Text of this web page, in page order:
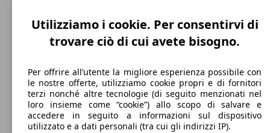
187 km/h
Velocità massima
Diesel
Carburante
Utilizziamo i cookie. Per consentirvi di
trovare ciò di cui avete bisogno.
Per offrire all’utente la migliore esperienza possibile con
le nostre offerte, utilizziamo cookie propri e di fornitori
terzi nonché altre tecnologie (di seguito menzionati nel
loro insieme come “cookie”) allo scopo di salvare e
accedere in seguito a informazioni sul dispositivo
utilizzato e a dati personali (tra cui gli indirizzi IP).